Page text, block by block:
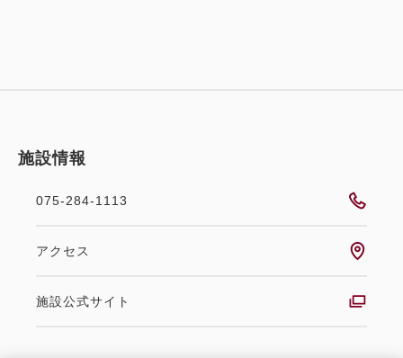
施設情報
075-284-1113
アクセス
施設公式サイト